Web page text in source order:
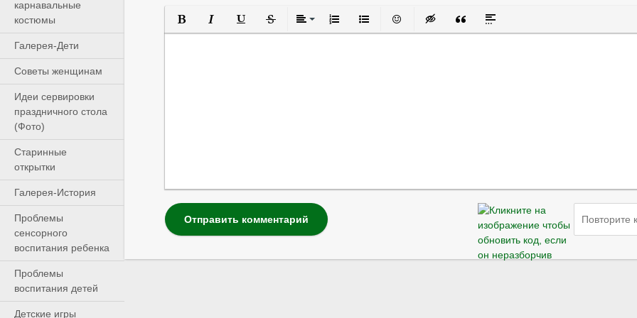
карнавальные
костюмы
Галерея-Дети
Cоветы женщинам
Идеи сервировки
праздничного стола
(Фото)
Старинные
открытки
Галерея-История
Проблемы
сенсорного
воспитания ребенка
Проблемы
воспитания детей
Детские игры
Полужирный
КурсивПодчеркнутый
ЗачеркнутыйВыравнивание
Нумерованный список
Маркированный список
Вставить смайлик
Вставка скрытого текста
Вставка цитаты
Вставка спойлера
Отправить комментарий